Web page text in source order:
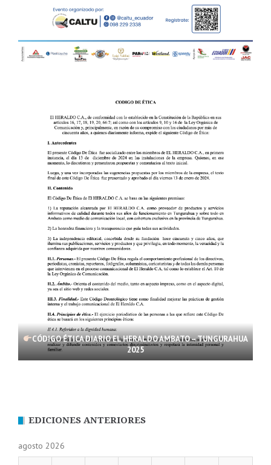
CÓDIGO ÉTICA DIARIO EL HERALDO AMBATO – TUNGURAHUA
2025
EDICIONES ANTERIORES
agosto 2026